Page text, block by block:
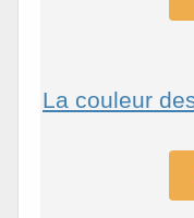
La couleur